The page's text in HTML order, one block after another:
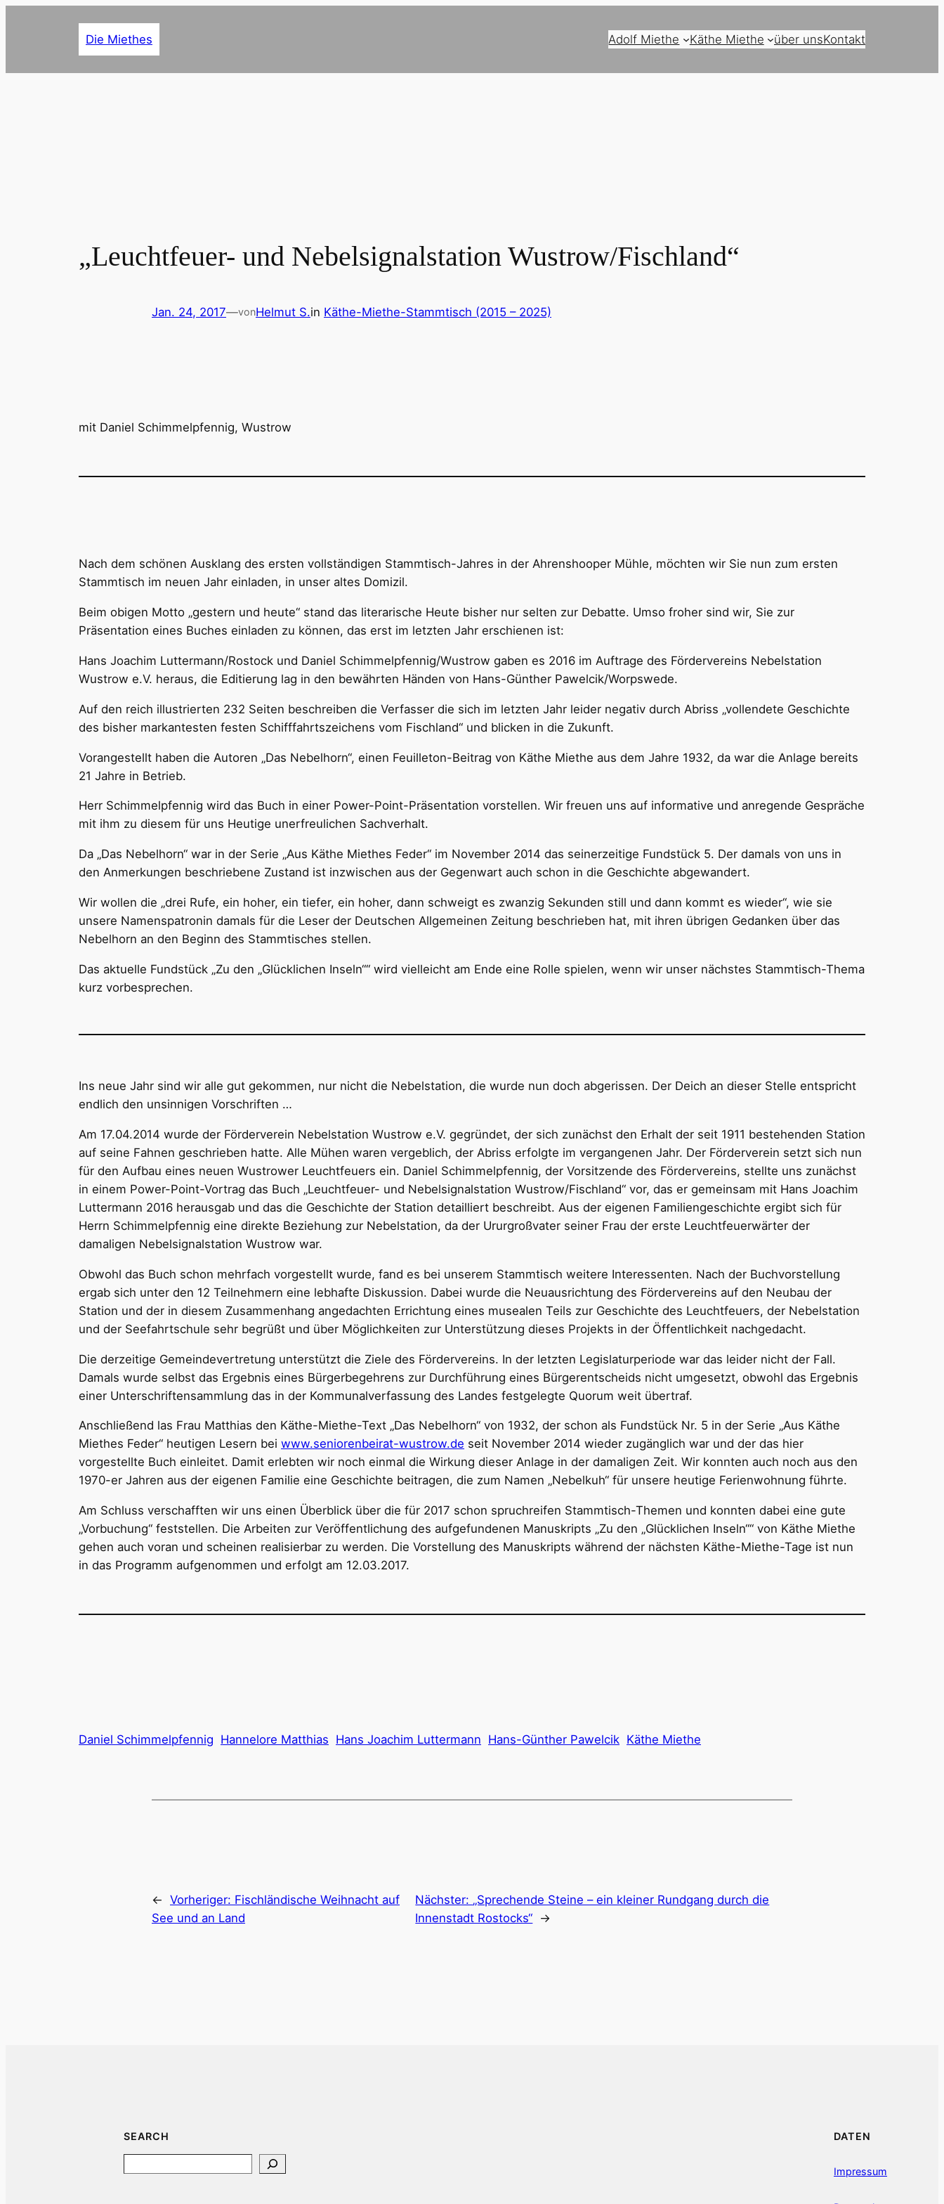
Die Miethes Adolf Miethe Käthe Miethe über unsKontakt
„Leuchtfeuer- und Nebelsignalstation Wustrow/Fischland“
Jan. 24, 2017—vonHelmut S.in Käthe-Miethe-Stammtisch (2015 – 2025)
mit Daniel Schimmelpfennig, Wustrow
Nach dem schönen Ausklang des ersten vollständigen Stammtisch-Jahres in der Ahrenshooper Mühle, möchten wir Sie nun zum ersten
Stammtisch im neuen Jahr einladen, in unser altes Domizil.
Beim obigen Motto „gestern und heute“ stand das literarische Heute bisher nur selten zur Debatte. Umso froher sind wir, Sie zur
Präsentation eines Buches einladen zu können, das erst im letzten Jahr erschienen ist:
Hans Joachim Luttermann/Rostock und Daniel Schimmelpfennig/Wustrow gaben es 2016 im Auftrage des Fördervereins Nebelstation
Wustrow e.V. heraus, die Editierung lag in den bewährten Händen von Hans-Günther Pawelcik/Worpswede.
Auf den reich illustrierten 232 Seiten beschreiben die Verfasser die sich im letzten Jahr leider negativ durch Abriss „vollendete Geschichte
des bisher markantesten festen Schifffahrtszeichens vom Fischland“ und blicken in die Zukunft.
Vorangestellt haben die Autoren „Das Nebelhorn“, einen Feuilleton-Beitrag von Käthe Miethe aus dem Jahre 1932, da war die Anlage bereits
21 Jahre in Betrieb.
Herr Schimmelpfennig wird das Buch in einer Power-Point-Präsentation vorstellen. Wir freuen uns auf informative und anregende Gespräche
mit ihm zu diesem für uns Heutige unerfreulichen Sachverhalt.
Da „Das Nebelhorn“ war in der Serie „Aus Käthe Miethes Feder“ im November 2014 das seinerzeitige Fundstück 5. Der damals von uns in
den Anmerkungen beschriebene Zustand ist inzwischen aus der Gegenwart auch schon in die Geschichte abgewandert.
Wir wollen die „drei Rufe, ein hoher, ein tiefer, ein hoher, dann schweigt es zwanzig Sekunden still und dann kommt es wieder“, wie sie
unsere Namenspatronin damals für die Leser der Deutschen Allgemeinen Zeitung beschrieben hat, mit ihren übrigen Gedanken über das
Nebelhorn an den Beginn des Stammtisches stellen.
Das aktuelle Fundstück „Zu den „Glücklichen Inseln““ wird vielleicht am Ende eine Rolle spielen, wenn wir unser nächstes Stammtisch-Thema
kurz vorbesprechen.
Ins neue Jahr sind wir alle gut gekommen, nur nicht die Nebelstation, die wurde nun doch abgerissen. Der Deich an dieser Stelle entspricht
endlich den unsinnigen Vorschriften …
Am 17.04.2014 wurde der Förderverein Nebelstation Wustrow e.V. gegründet, der sich zunächst den Erhalt der seit 1911 bestehenden Station
auf seine Fahnen geschrieben hatte. Alle Mühen waren vergeblich, der Abriss erfolgte im vergangenen Jahr. Der Förderverein setzt sich nun
für den Aufbau eines neuen Wustrower Leuchtfeuers ein. Daniel Schimmelpfennig, der Vorsitzende des Fördervereins, stellte uns zunächst
in einem Power-Point-Vortrag das Buch „Leuchtfeuer- und Nebelsignalstation Wustrow/Fischland“ vor, das er gemeinsam mit Hans Joachim
Luttermann 2016 herausgab und das die Geschichte der Station detailliert beschreibt. Aus der eigenen Familiengeschichte ergibt sich für
Herrn Schimmelpfennig eine direkte Beziehung zur Nebelstation, da der Ururgroßvater seiner Frau der erste Leuchtfeuerwärter der
damaligen Nebelsignalstation Wustrow war.
Obwohl das Buch schon mehrfach vorgestellt wurde, fand es bei unserem Stammtisch weitere Interessenten. Nach der Buchvorstellung
ergab sich unter den 12 Teilnehmern eine lebhafte Diskussion. Dabei wurde die Neuausrichtung des Fördervereins auf den Neubau der
Station und der in diesem Zusammenhang angedachten Errichtung eines musealen Teils zur Geschichte des Leuchtfeuers, der Nebelstation
und der Seefahrtschule sehr begrüßt und über Möglichkeiten zur Unterstützung dieses Projekts in der Öffentlichkeit nachgedacht.
Die derzeitige Gemeindevertretung unterstützt die Ziele des Fördervereins. In der letzten Legislaturperiode war das leider nicht der Fall.
Damals wurde selbst das Ergebnis eines Bürgerbegehrens zur Durchführung eines Bürgerentscheids nicht umgesetzt, obwohl das Ergebnis
einer Unterschriftensammlung das in der Kommunalverfassung des Landes festgelegte Quorum weit übertraf.
Anschließend las Frau Matthias den Käthe-Miethe-Text „Das Nebelhorn“ von 1932, der schon als Fundstück Nr. 5 in der Serie „Aus Käthe
Miethes Feder“ heutigen Lesern bei www.seniorenbeirat-wustrow.de seit November 2014 wieder zugänglich war und der das hier
vorgestellte Buch einleitet. Damit erlebten wir noch einmal die Wirkung dieser Anlage in der damaligen Zeit. Wir konnten auch noch aus den
1970-er Jahren aus der eigenen Familie eine Geschichte beitragen, die zum Namen „Nebelkuh“ für unsere heutige Ferienwohnung führte.
Am Schluss verschafften wir uns einen Überblick über die für 2017 schon spruchreifen Stammtisch-Themen und konnten dabei eine gute
„Vorbuchung“ feststellen. Die Arbeiten zur Veröffentlichung des aufgefundenen Manuskripts „Zu den „Glücklichen Inseln““ von Käthe Miethe
gehen auch voran und scheinen realisierbar zu werden. Die Vorstellung des Manuskripts während der nächsten Käthe-Miethe-Tage ist nun
in das Programm aufgenommen und erfolgt am 12.03.2017.
Daniel Schimmelpfennig Hannelore Matthias Hans Joachim Luttermann Hans-Günther Pawelcik Käthe Miethe
← Vorheriger: Fischländische Weihnacht auf
See und an Land
Nächster: „Sprechende Steine – ein kleiner Rundgang durch die
Innenstadt Rostocks“ →
SEARCH DATEN
Impressum